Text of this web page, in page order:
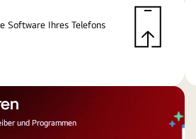
Software Ihres Telefons
und Programmen